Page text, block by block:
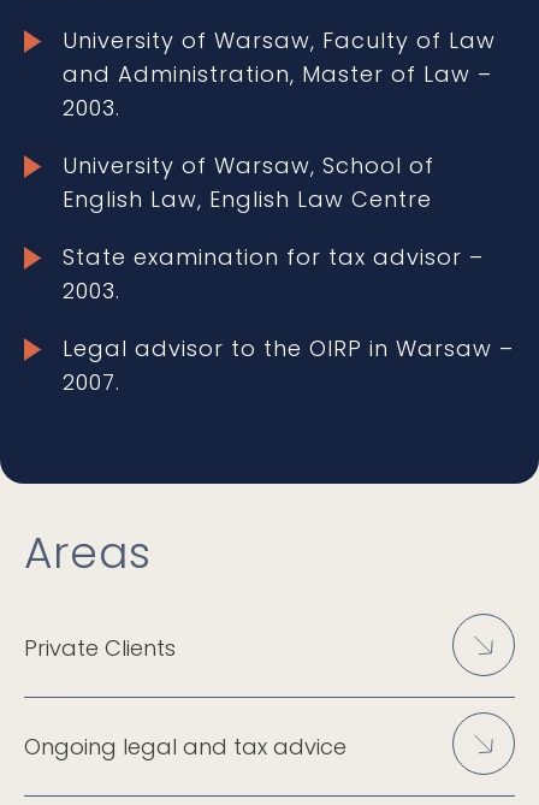
University of Warsaw, Faculty of Law
and Administration, Master of Law –
2003.
University of Warsaw, School of
English Law, English Law Centre
State examination for tax advisor –
2003.
Legal advisor to the OIRP in Warsaw –
2007.
Areas
Private Clients
Ongoing legal and tax advice